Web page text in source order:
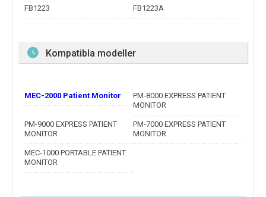
FB1223 FB1223A
Kompatibla modeller
MEC-2000 Patient Monitor
PM-8000 EXPRESS PATIENT
MONITOR
PM-9000 EXPRESS PATIENT
MONITOR
PM-7000 EXPRESS PATIENT
MONITOR
MEC-1000 PORTABLE PATIENT
MONITOR